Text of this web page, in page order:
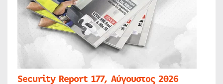
Security Report 177, Αύγουστος 2026